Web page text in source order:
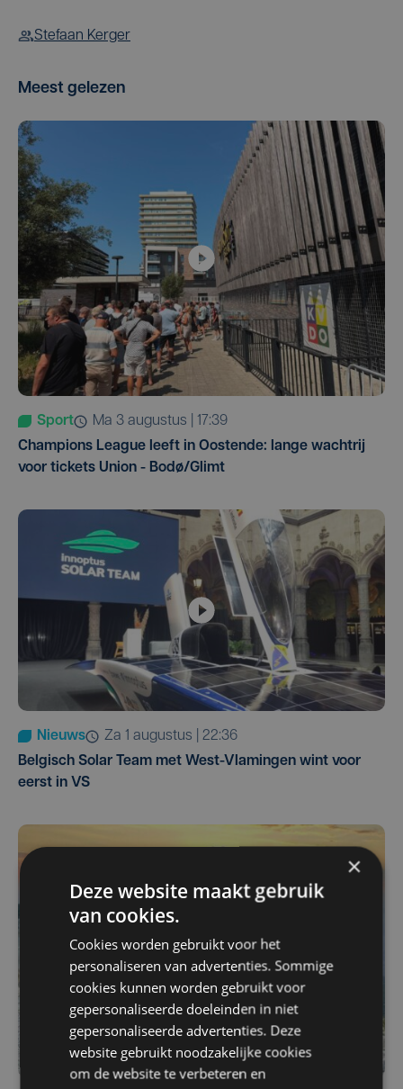
Stefaan Kerger
Meest gelezen
Sport
ma 3 augustus | 17:39
Champions League leeft in Oostende: lange wachtrij
voor tickets Union - Bodø/Glimt
Nieuws
za 1 augustus | 22:36
Belgisch Solar Team met West-Vlamingen wint voor
eerst in VS
×
Deze website maakt gebruik
van cookies.
Cookies worden gebruikt voor het
personaliseren van advertenties. Sommige
cookies kunnen worden gebruikt voor
gepersonaliseerde doeleinden in niet
gepersonaliseerde advertenties. Deze
website gebruikt noodzakelijke cookies
om de website te verbeteren en